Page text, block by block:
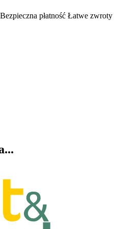
Bezpieczna płatność Łatwe zwroty